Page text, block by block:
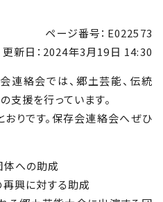
ページ番号：E022573
更新日： 2024年3月19日 14:30
絡会では、郷土芸能、伝統
支援を行っています。
りです。保存会連絡会へぜひ
への助成
興に対する助成